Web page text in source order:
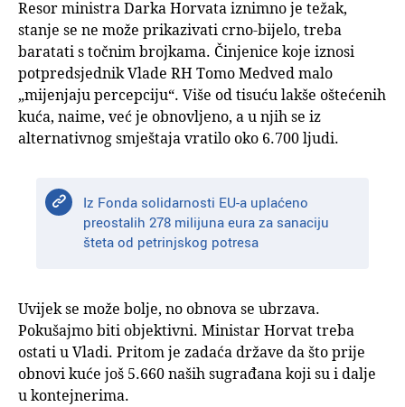
Resor ministra Darka Horvata iznimno je težak,
stanje se ne može prikazivati crno-bijelo, treba
baratati s točnim brojkama. Činjenice koje iznosi
potpredsjednik Vlade RH Tomo Medved malo
„mijenjaju percepciju“. Više od tisuću lakše oštećenih
kuća, naime, već je obnovljeno, a u njih se iz
alternativnog smještaja vratilo oko 6.700 ljudi.
Iz Fonda solidarnosti EU-a uplaćeno
preostalih 278 milijuna eura za sanaciju
šteta od petrinjskog potresa
Uvijek se može bolje, no obnova se ubrzava.
Pokušajmo biti objektivni. Ministar Horvat treba
ostati u Vladi. Pritom je zadaća države da što prije
obnovi kuće još 5.660 naših sugrađana koji su i dalje
u kontejnerima.